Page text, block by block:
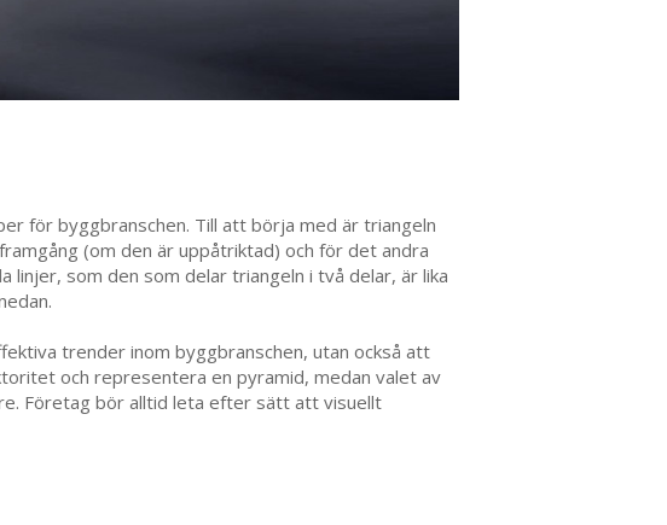
för byggbranschen. Till att börja med är triangeln
(om den är uppåtriktad) och för det andra
som den som delar triangeln i två delar, är lika
trender inom byggbranschen, utan också att
och representera en pyramid, medan valet av
Företag bör alltid leta efter sätt att visuellt